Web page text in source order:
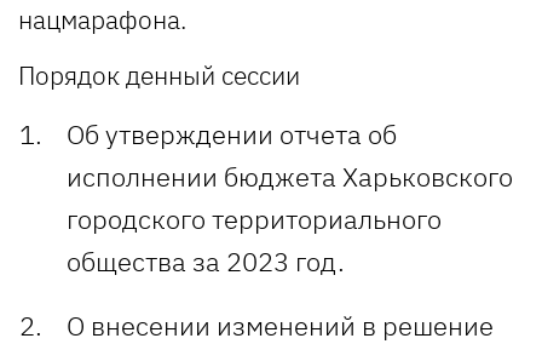
нацмарафона.
Порядок денный сессии
Об утверждении отчета об
исполнении бюджета Харьковского
городского территориального
общества за 2023 год.
О внесении изменений в решение